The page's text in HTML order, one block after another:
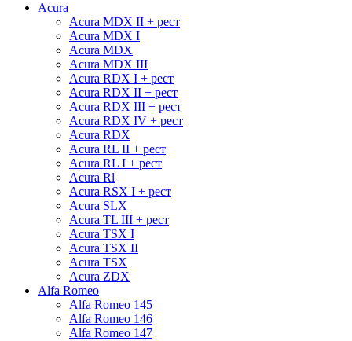
Acura
Acura MDX II + рест
Acura MDX I
Acura MDX
Acura MDX III
Acura RDX I + рест
Acura RDX II + рест
Acura RDX III + рест
Acura RDX IV + рест
Acura RDX
Acura RL II + рест
Acura RL I + рест
Acura Rl
Acura RSX I + рест
Acura SLX
Acura TL III + рест
Acura TSX I
Acura TSX II
Acura TSX
Acura ZDX
Alfa Romeo
Alfa Romeo 145
Alfa Romeo 146
Alfa Romeo 147